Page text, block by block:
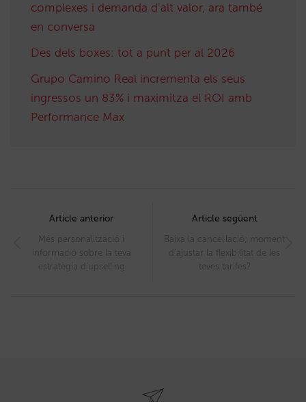
complexes i demanda d’alt valor, ara també
en conversa
Des dels boxes: tot a punt per al 2026
Grupo Camino Real incrementa els seus
ingressos un 83% i maximitza el ROI amb
Performance Max
navigation
Article anterior
Més personalització i
informació sobre la teva
estratègia d’upselling
Article següent
Baixa la cancel·lació; moment
d’ajustar la flexibilitat de les
teves tarifes?